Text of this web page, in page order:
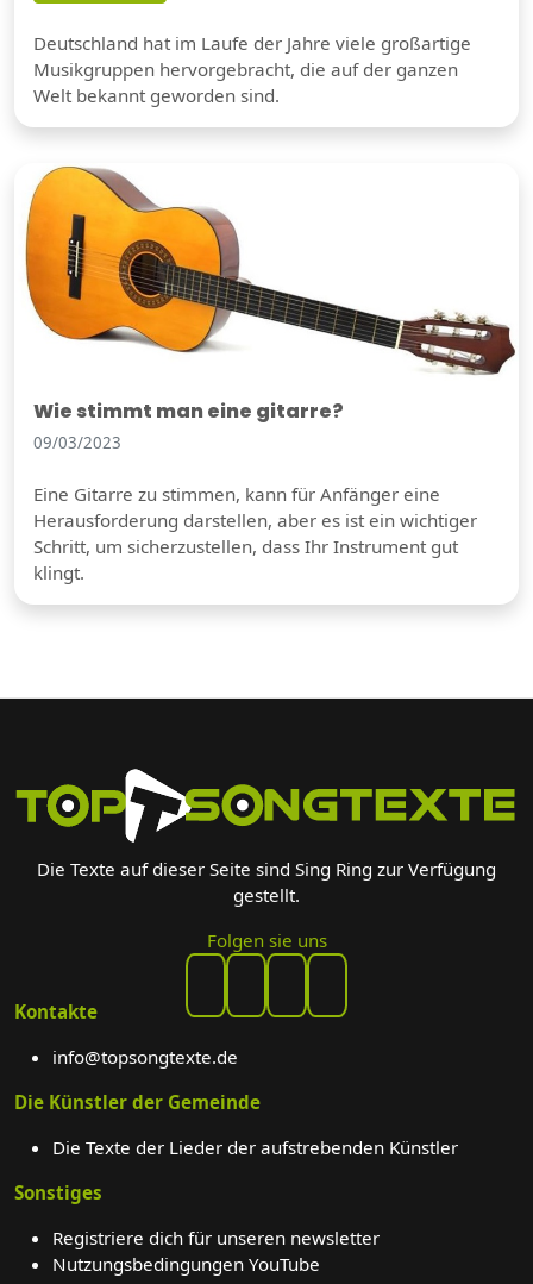
Deutschland hat im Laufe der Jahre viele großartige
Musikgruppen hervorgebracht, die auf der ganzen
Welt bekannt geworden sind.
Wie stimmt man eine gitarre?
09/03/2023
Eine Gitarre zu stimmen, kann für Anfänger eine
Herausforderung darstellen, aber es ist ein wichtiger
Schritt, um sicherzustellen, dass Ihr Instrument gut
klingt.
Die Texte auf dieser Seite sind Sing Ring zur Verfügung
gestellt.
Folgen sie uns
Kontakte
info@topsongtexte.de
Die Künstler der Gemeinde
Die Texte der Lieder der aufstrebenden Künstler
Sonstiges
Registriere dich für unseren newsletter
Nutzungsbedingungen YouTube